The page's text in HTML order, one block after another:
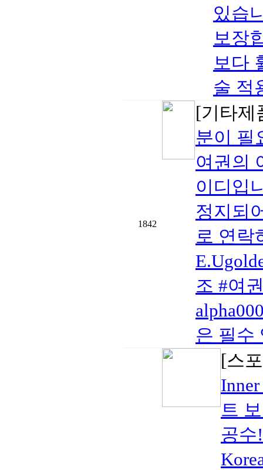
있습
보장
보다
술 적
1842
[기타
분이 필
여권의
이디입
정지되
로 연락
조 #여
은 필수
[스
트
공수